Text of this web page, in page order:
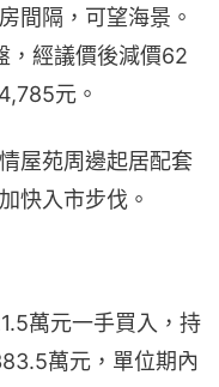
間隔，可望海景。
，經議價後減價62
元。
屋苑周邊起居配套
快入市步伐。
萬元一手買入，持
萬元，單位期內